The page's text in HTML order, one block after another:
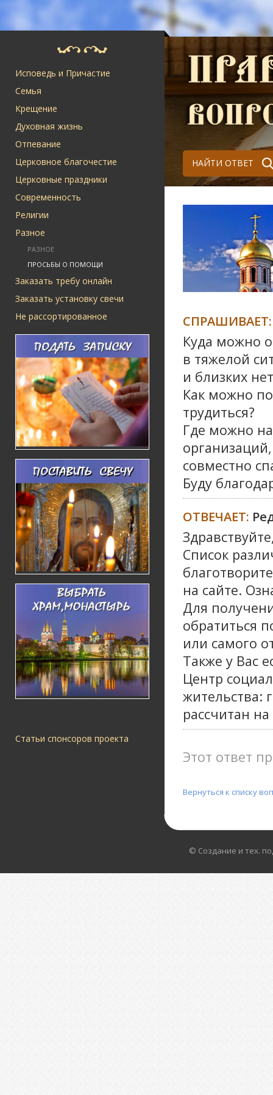
Исповедь и Причастие
Семья
Крещение
Духовная жизнь
Отпевание
Церковное благочестие
Церковные праздники
Современность
Религии
Разное
РАЗНОЕ
ПРОСЬБЫ О ПОМОЩИ
Заказать требу онлайн
Заказать установку свечи
Не рассортированное
Статьи спонсоров проекта
НАЙТИ ОТВЕТ
СПРАШИВАЕТ:
Куда можно
в тяжелой
и близких
Как можно
трудиться?
Где можно
совместно
Буду
ОТВЕЧАЕТ:
Список
на сайте.
Для
обратиться
или самого
Также у Вас
Центр
жительства:
рассчитан
Этот ответ
Вернуться к списку
© Создание и тех.